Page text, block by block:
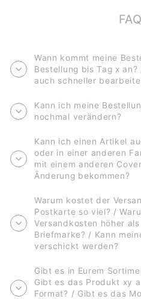
Wann kommt meine
Bestellung bis Tag x
auch schneller
Kann ich meine
nochmal verändern?
Kann ich einen Artikel
oder in einer anderen
mit einem anderen
Änderung bekommen?
Warum kostet der
Postkarte so viel? /
Versandkosten höher
Briefmarke? / Kann
verschickt werden?
Gibt es in Eurem
Gibt es das Produkt xy
Format? / Gibt es das